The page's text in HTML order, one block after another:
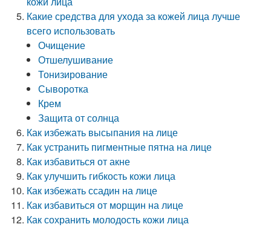
Какие средства для ухода за кожей лица лучше
всего использовать
Очищение
Отшелушивание
Тонизирование
Сыворотка
Крем
Защита от солнца
Как избежать высыпания на лице
Как устранить пигментные пятна на лице
Как избавиться от акне
Как улучшить гибкость кожи лица
Как избежать ссадин на лице
Как избавиться от морщин на лице
Как сохранить молодость кожи лица